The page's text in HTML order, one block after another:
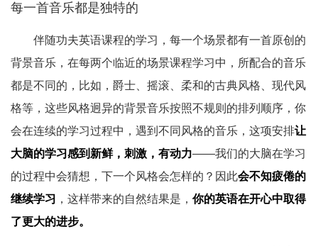
每一首音乐都是独特的
伴随功夫英语课程的学习，每一个场景都有一首原创的
背景音乐，在每两个临近的场景课程学习中，所配合的音乐
都是不同的，比如，爵士、摇滚、柔和的古典风格、现代风
格等，这些风格迥异的背景音乐按照不规则的排列顺序，你
会在连续的学习过程中，遇到不同风格的音乐，这项安排让
大脑的学习感到新鲜，刺激，有动力——我们的大脑在学习
的过程中会猜想，下一个风格会怎样的？因此会不知疲倦的
继续学习 ，这样带来的自然结果是， 你的英语在开心中取得
了更大的进步。